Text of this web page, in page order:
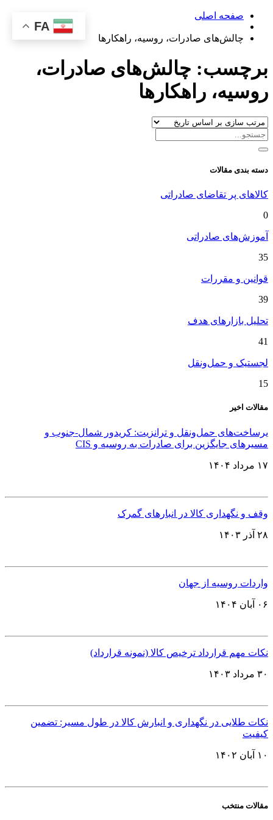
صفحه اصلی
چالش‌های صادرات، روسیه، راهکارها
برچسب: چالش‌های صادرات،
روسیه، راهکارها
دسته بندی مقالات
کالاهای پر تقاضای صادراتی
0
آموزش‌های صادراتی
35
قوانین و مقررات
39
تحلیل بازارهای هدف
41
لجستیک و حمل‌ونقل
15
مقالات اخیر
یرساخت‌های حمل‌ونقل و ترانزیت: کریدور شمال-جنوب و
مسیرهای جایگزین برای صادرات به روسیه و CIS
۱۷ مرداد ۱۴۰۴
وقف و نگهداری کالا در انبارهای گمرک
۲۸ آذر ۱۴۰۳
واردات روسیه از جهان
۰۶ آبان ۱۴۰۴
نکات مهم قرارداد ترخیص کالا (نمونه قرارداد)
۳۰ مرداد ۱۴۰۳
نکات طلایی در نگهداری و انبارش کالا در طول مسیر: تضمین
کیفیت
۱۰ آبان ۱۴۰۲
مقالات منتخب
FA